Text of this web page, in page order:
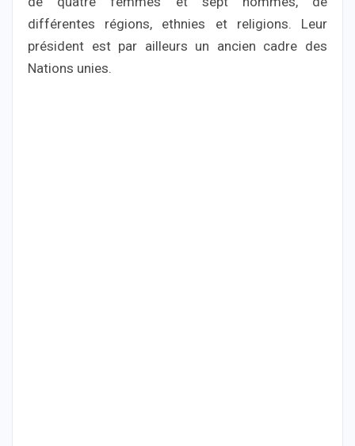
différentes régions, ethnies et religions. Leur
président est par ailleurs un ancien cadre des
Nations unies.